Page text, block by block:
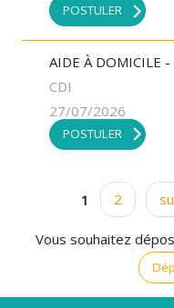
POSTULER
AIDE À DOMICILE
CDI
27/07/2026
POSTULER
1 2
Vous souhaitez